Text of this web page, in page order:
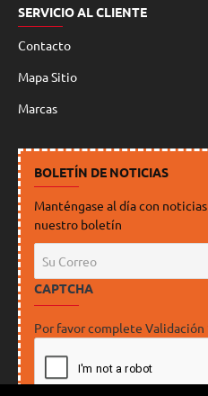
SERVICIO AL CLIENTE
Contacto
Mapa Sitio
Marcas
BOLETÍN DE NOTICIAS
Manténgase al día con
nuestro boletín
Correo
CAPTCHA
Por favor complete Validación